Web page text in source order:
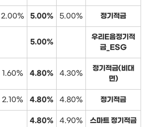
2.00% 5.00% 5.00% 정기적금
5.00%
우리E음정기적
금_ESG
1.60% 4.80% 4.30%
정기적금(비대
면)
2.10% 4.80% 4.80% 정기적금
4.80% 4.90% 스마트 정기적금